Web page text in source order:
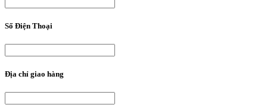
Số Điện Thoại
Địa chỉ giao hàng